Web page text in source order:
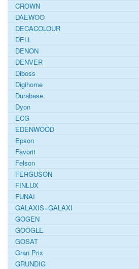
CROWN
DAEWOO
DECACOLOUR
DELL
DENON
DENVER
Diboss
Digihome
Durabase
Dyon
ECG
EDENWOOD
Epson
Favorit
Felson
FERGUSON
FINLUX
FUNAI
GALAXIS=GALAXI
GOGEN
GOOGLE
GOSAT
Gran Prix
GRUNDIG